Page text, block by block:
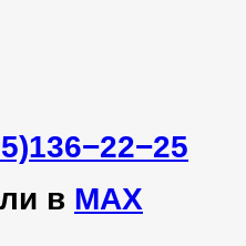
в МАХ